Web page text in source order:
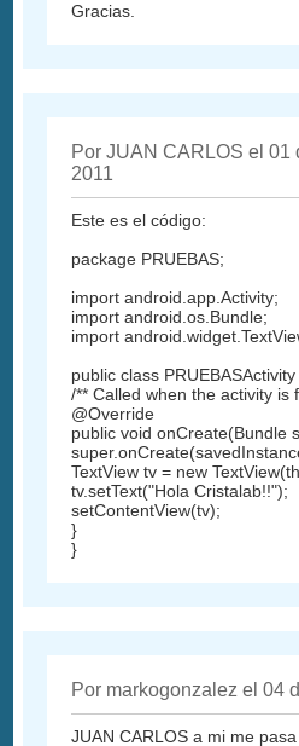
Gracias.
Por JUAN CARLOS el 01
2011
Este es el código:
package PRUEBAS;
import android.app.Activity;
import android.os.Bundle;
import
public class
/** Called when the activity is
@Override
public void onCreate(Bundle
TextView tv = new
tv.setText("Hola Cristalab!!");
setContentView(tv);
}
}
Por markogonzalez el 04
JUAN CARLOS a mi me